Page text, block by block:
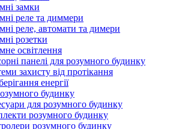
замки
реле та диммери
реле, автомати та димери
розетки
освітлення
панелі для розумного будинку
захисту від протікання
енергії
будинку
для розумного будинку
розумного будинку
розумного будинку